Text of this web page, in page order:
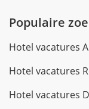
Populaire
Hotel vacatures
Hotel vacatures
Hotel vacatures